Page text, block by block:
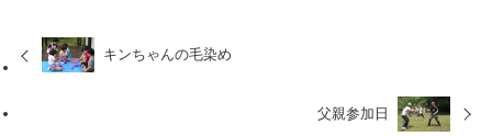
キンちゃんの毛染め
父親参加日